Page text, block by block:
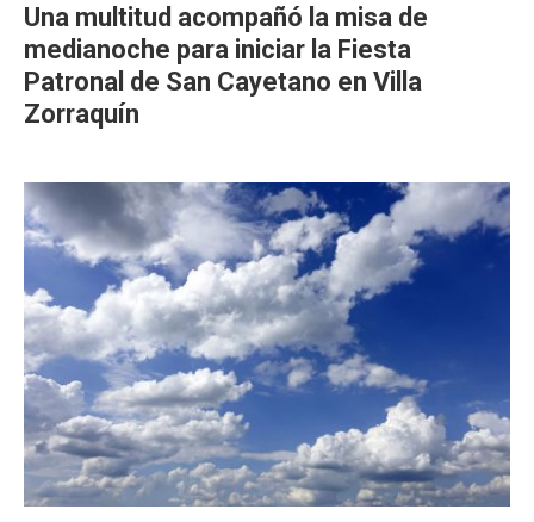
Una multitud acompañó la misa de
medianoche para iniciar la Fiesta
Patronal de San Cayetano en Villa
Zorraquín